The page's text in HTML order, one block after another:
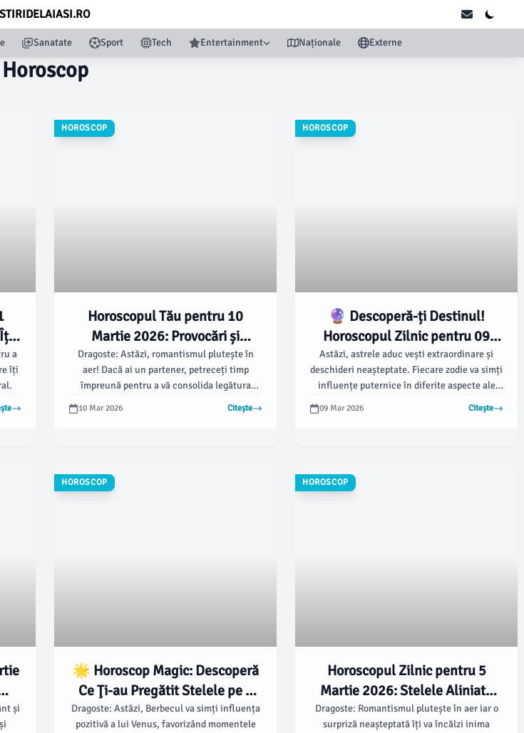
STIRIDELAIASI.RO
Sanatate Sport Tech Entertainment Naționale Externe
Horoscop
a
îți
HOROSCOP
Horoscopul Tău pentru 10
Martie 2026: Provocări și
Succesuri la Orizont! ✨🔮
Dragoste: Astăzi, romantismul plutește în
aer! Dacă ai un partener, petreceți timp
împreună pentru a vă consolida legătura
10 Mar 2026 Citește
HOROSCOP
🔮 Descoperă-ți Destinul!
Horoscopul Zilnic pentru 09
Martie 2026 💫
Astăzi, astrele aduc vești extraordinare și
deschideri neașteptate. Fiecare zodie va simți
influențe puternice în diferite aspecte ale
09 Mar 2026 Citește
și
HOROSCOP
🌟 Horoscop Magic: Descoperă
Ce Ţi-au Pregătit Stelele pe 6
Martie 2026! 🔮✨
Dragoste: Astăzi, Berbecul va simți influența
pozitivă a lui Venus, favorizând momentele
HOROSCOP
Horoscopul Zilnic pentru 5
Martie 2026: Stelele Aliniate
pentru o Zi Plină de Emoții! ✨
Dragoste: Romantismul plutește în aer iar o
surpriză neașteptată îți va încălzi inima